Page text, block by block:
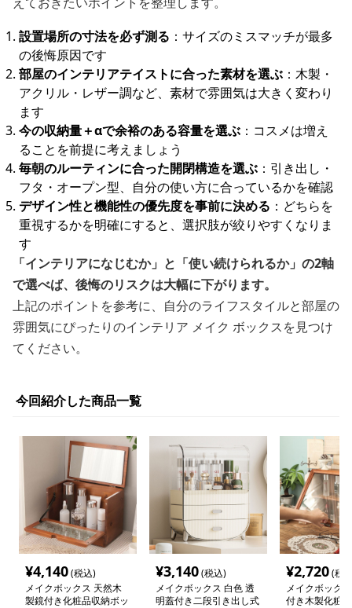
設置場所の寸法を必ず測る ：サイズのミスマッチが最多
の後悔原因です
部屋のインテリアテイストに合った素材を選ぶ ：木製・
アクリル・レザー調など、素材で雰囲気は大きく変わり
ます
今の収納量＋αで余裕のある容量を選ぶ ：コスメは増え
ることを前提に考えましょう
毎朝のルーティンに合った開閉構造を選ぶ ：引き出し・
フタ・オープン型、自分の使い方に合っているかを確認
デザイン性と機能性の優先度を事前に決める ：どちらを
重視するかを明確にすると、選択肢が絞りやすくなりま
す
「インテリアになじむか」と「使い続けられるか」の2軸
で選べば、後悔のリスクは大幅に下がります。
上記のポイントを参考に、自分のライフスタイルと部屋の
雰囲気にぴったりのインテリア メイク ボックスを見つけ
てください。
今回紹介した商品一覧
¥4,140(税込)
メイクボックス 天然木
製鏡付き化粧品収納ボッ
¥3,140(税込)
メイクボックス 白色 透
明蓋付き二段引き出し式
¥2,720(税
メイクボック
付き木製化粧